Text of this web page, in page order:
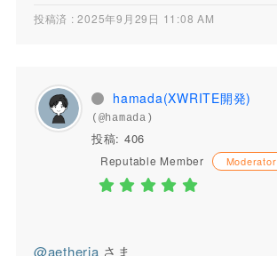
投稿済 : 2025年9月29日 11:08 AM
hamada(XWRITE開発)
(@hamada)
投稿: 406
Reputable Member Moderator
@aetheria さま